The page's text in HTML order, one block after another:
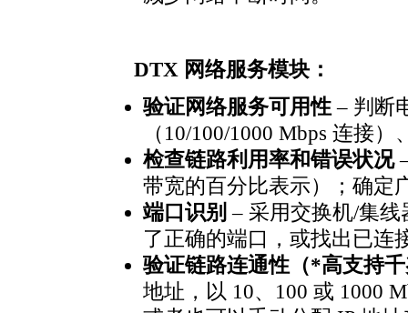
DTX 网络服务模块：
验证网络服务可用性– 判断
（10/100/1000 Mbps 连接
检查链路利用率和错误状况
带宽的百分比表示）；确定
端口识别 – 采用交换机/集
了正确的端口，或找出已连
验证链路连通性（*高支持
地址，以 10、100 或 1000